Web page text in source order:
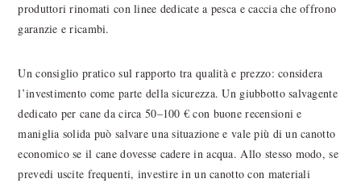
produttori rinomati con linee dedicate a pesca e caccia che offrono
garanzie e ricambi.
Un consiglio pratico sul rapporto tra qualità e prezzo: considera
l’investimento come parte della sicurezza. Un giubbotto salvagente
dedicato per cane da circa 50–100 € con buone recensioni e
maniglia solida può salvare una situazione e vale più di un canotto
economico se il cane dovesse cadere in acqua. Allo stesso modo, se
prevedi uscite frequenti, investire in un canotto con materiali